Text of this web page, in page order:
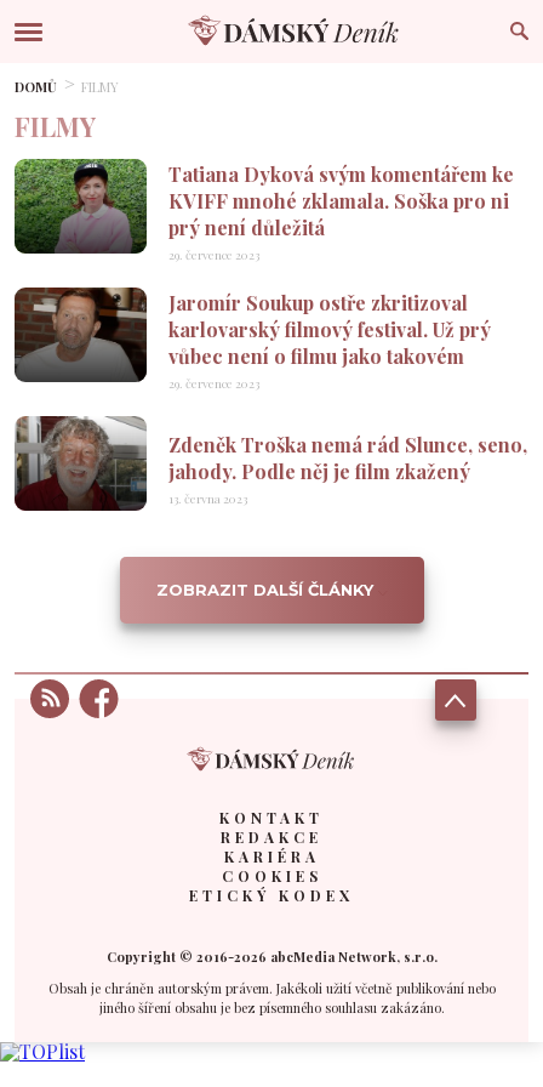
DOMŮ FILMY
FILMY
Tatiana Dyková svým komentářem ke
KVIFF mnohé zklamala. Soška pro ni
prý není důležitá
29. července 2023
Jaromír Soukup ostře zkritizoval
karlovarský filmový festival. Už prý
vůbec není o filmu jako takovém
29. července 2023
Zdeněk Troška nemá rád Slunce, seno,
jahody. Podle něj je film zkažený
13. června 2023
ZOBRAZIT DALŠÍ ČLÁNKY
KONTAKT
REDAKCE
KARIÉRA
COOKIES
ETICKÝ KODEX
Copyright © 2016-2026 abcMedia Network, s.r.o.
Obsah je chráněn autorským právem. Jakékoli užití včetně publikování nebo
jiného šíření obsahu je bez písemného souhlasu zakázáno.